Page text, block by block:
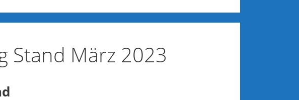
Stand März 2023